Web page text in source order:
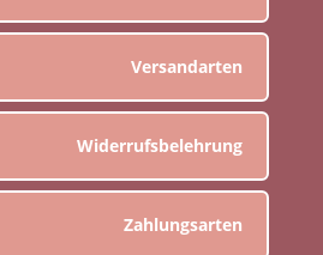
Versandarten
Widerrufsbelehrung
Zahlungsarten